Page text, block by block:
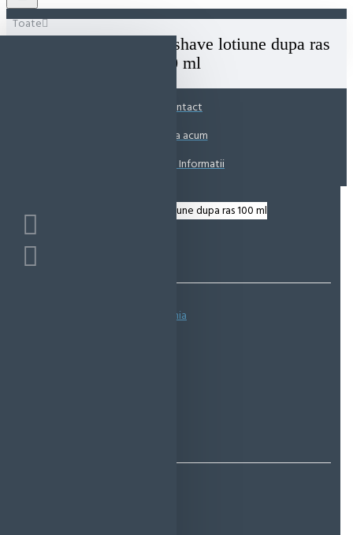
Toate
Denim Original after shave lotiune dupa ras
100 ml
Contact
Suna acum
Solicita Informatii
Spune-ţi opinia